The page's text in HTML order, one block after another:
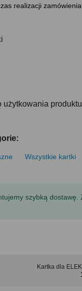
realizacji
użytkowania produktu
Wszystkie kartki
szybką
Kartka dla